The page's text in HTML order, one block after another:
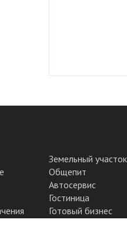
Земельный участок
Общепит
Автосервис
Гостиница
Готовый бизнес